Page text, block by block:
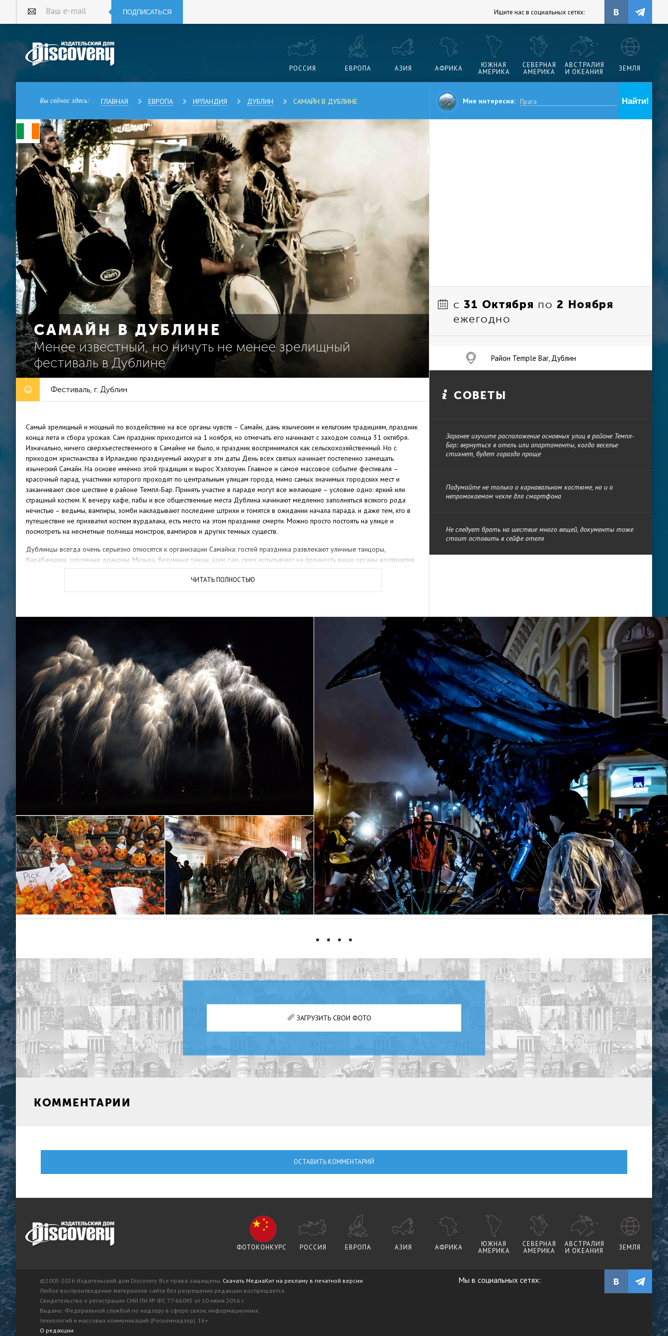
Ваш e-mail ПОДПИСАТЬСЯ Ищите нас в социальных сетях:
РОССИЯ ЕВРОПА АЗИЯ АФРИКА
ЮЖНАЯ
АМЕРИКА
СЕВЕРНАЯ
АМЕРИКА
АВСТРАЛИЯ
И ОКЕАНИЯ
ЗЕМЛЯ
Вы сейчас здесь: ГЛАВНАЯ ЕВРОПА ИРЛАНДИЯ ДУБЛИН САМАЙН В ДУБЛИНЕ Мне интересна:
САМАЙН В ДУБЛИНЕ
Менее известный, но ничуть не менее зрелищный
фестиваль в Дублине
Фестиваль, г. Дублин
Самый зрелищный и мощный по воздействию на все органы чувств – Самайн, дань языческим и кельтским традициям, праздник
конца лета и сбора урожая. Сам праздник приходится на 1 ноября, но отмечать его начинают с заходом солнца 31 октября.
Изначально, ничего сверхъестественного в Самайне не было, и праздник воспринимался как сельскохозяйственный. Но с
приходом христианства в Ирландию празднуемый аккурат в эти даты День всех святых начинает постепенно замещать
языческий Самайн. На основе именно этой традиции и вырос Хэллоуин. Главное и самое массовое событие фестиваля –
красочный парад, участники которого проходят по центральным улицам города, мимо самых значимых городских мест и
заканчивают свое шествие в районе Темпл-Бар. Принять участие в параде могут все желающие – условие одно: яркий или
страшный костюм. К вечеру кафе, пабы и все общественные места Дублина начинают медленно заполняться всякого рода
нечистью – ведьмы, вампиры, зомби накладывают последние штрихи и томятся в ожидании начала парада. и даже тем, кто в
путешествие не прихватил костюм вурдалака, есть место на этом празднике смерти. Можно просто постоять на улице и
посмотреть на несметные полчища монстров, вампиров и других темных существ.
Дублинцы всегда очень серьезно относятся к организации Самайна: гостей праздника развлекают уличные танцоры,
барабанщики, огромные драконы. Музыка, безумные танцы, шум, гам, смех испытывают на прочность ваши органы восприятия.
Завершается шествие красочным фейерверком, и по окончанию торжественной части праздника вся нечисть разбредается по
пабам. До глубокой ночи можно наблюдать снующих по улицам ведьм, приведений и вампиров. А вообще праздник
продолжается целых три дня!
ЧИТАТЬ ПОЛНОСТЬЮ
с31 Октября по 2 Ноября
ежегодно
Район Temple Bar, Дублин
СОВЕТЫ
Заранее изучите расположение основных улиц в районе Темпл-
Бар: вернуться в отель или апартаменты, когда веселье
стихнет, будет гораздо проще
Подумайте не только о карнавальном костюме, но и о
непромокаемом чехле для смартфона
Не следует брать на шествие много вещей, документы тоже
стоит оставить в сейфе отеля
ЗАГРУЗИТЬ СВОИ ФОТО
КОММЕНТАРИИ
ОСТАВИТЬ КОММЕНТАРИЙ
ФОТОКОНКУРС РОССИЯ ЕВРОПА АЗИЯ АФРИКА
ЮЖНАЯ
АМЕРИКА
СЕВЕРНАЯ
АМЕРИКА
АВСТРАЛИЯ
И ОКЕАНИЯ
ЗЕМЛЯ
©2005-2026 Издательский дом Discovery. Все права защищены. Скачать МедиаКит на рекламу в печатной версии
Любое воспроизведение материалов сайта без разрешения редакции воспрещается.
Свидетельство о регистрации СМИ ПИ № ФС 77-66095 от 10 июня 2016 г.
Выдано: Федеральной службой по надзору в сфере связи, информационных
технологий и массовых коммуникаций (Роскомнадзор). 16+
О редакции
Мы в социальных сетях: